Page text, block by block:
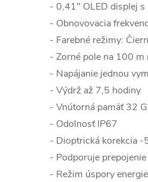
- 0,41" OLED displej
- Obnovovacia
- Farebné režimy:
- Zorné pole na 100
- Napájanie jednou
- Výdrž až 7,5 hodiny
- Vnútorná pamäť 32
- Odolnosť IP67
- Dioptrická korekcia -
- Podporuje
- Režim úspory energie